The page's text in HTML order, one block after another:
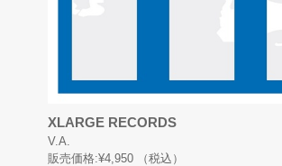
XLARGE RECORDS
V.A.
販売価格:¥4,950 （税込）